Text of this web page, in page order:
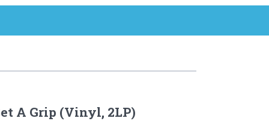
A Grip (Vinyl, 2LP)